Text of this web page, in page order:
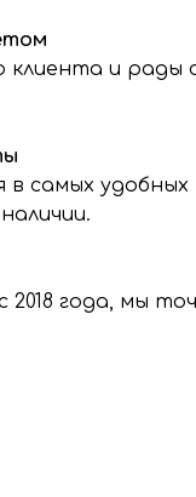
сбор, хранение и
персональных
клиента и рады
в самых
года, мы